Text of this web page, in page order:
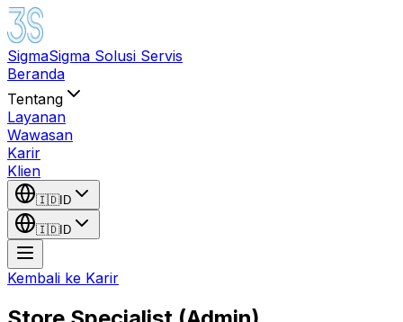
SigmaSigma Solusi Servis
Beranda
Tentang
Layanan
Wawasan
Karir
Klien
🇮🇩ID
🇮🇩ID
Kembali ke Karir